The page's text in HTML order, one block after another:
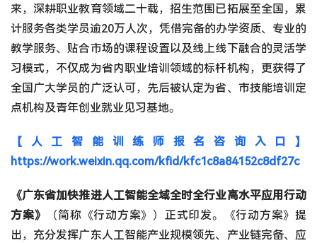
来，深耕职业教育领域二十载，招生范围已拓展至全国，累
计服务各类学员逾20万人次，凭借完备的办学资质、专业的
教学服务、贴合市场的课程设置以及线上线下融合的灵活学
习模式，不仅成为省内职业培训领域的标杆机构，更获得了
全国广大学员的广泛认可，先后被认定为省、市技能培训定
点机构及青年创业就业见习基地。
【人工智能训练师报名咨询入口】
https://work.weixin.qq.com/kfid/kfc1c8a84152c8df27c
《广东省加快推进人工智能全域全时全行业高水平应用行动
方案》
（简称《行动方案》）正式印发。《行动方案》提
出，充分发挥广东人工智能产业规模领先、产业链完备、应